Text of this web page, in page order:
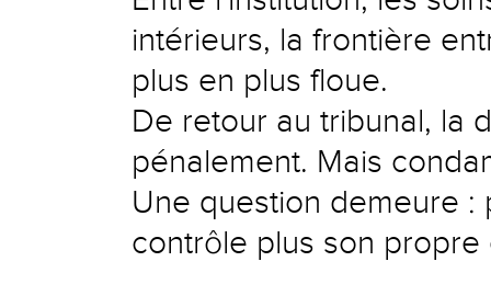
intérieurs, la frontière
plus en plus floue.
De retour au tribunal, la
pénalement. Mais
Une question demeure
contrôle plus son propre